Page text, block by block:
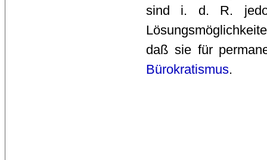
sind i. d. R.
daß sie für
Bürokratismus.